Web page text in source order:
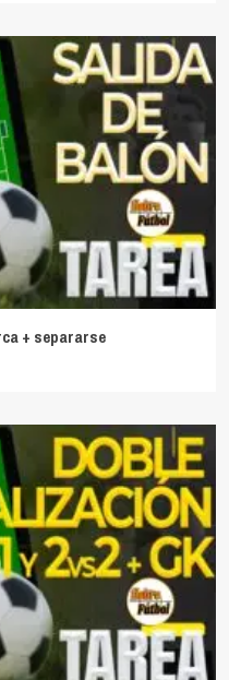
+ separarse